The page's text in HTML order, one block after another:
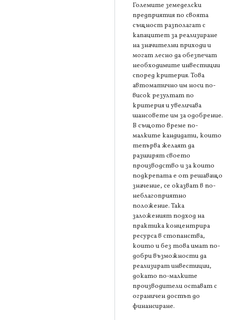
Големите земеделски
предприятия по своята
същност разполагат с
капацитет за реализиране
на значителни приходи и
могат лесно да обезпечат
необходимите инвестиции
според критерия. Това
автоматично им носи по-
висок резултат по
критерия и увеличава
шансовете им за одобрение.
В същото време по-
малките кандидати, които
тепърва желаят да
разширят своето
производство и за които
подкрепата е от решаващо
значение, се оказват в по-
неблагоприятно
положение. Така
заложеният подход на
практика концентрира
ресурса в стопанства,
които и без това имат по-
добри възможности да
реализират инвестиции,
докато по-малките
производители остават с
ограничен достъп до
финансиране.